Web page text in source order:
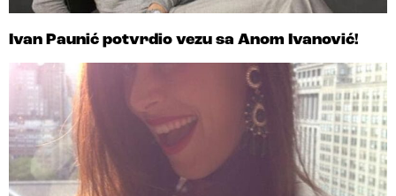
Ivan Paunić potvrdio vezu sa Anom Ivanović!